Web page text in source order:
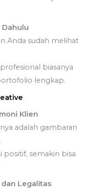
Dahulu
Anda sudah melihat
biasanya
lengkap.
Klien
adalah gambaran
semakin bisa
Legalitas